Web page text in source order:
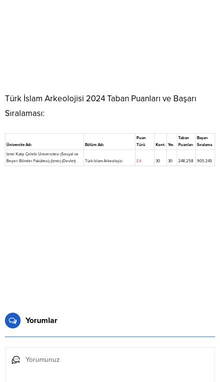
Türk İslam Arkeolojisi 2024 Taban Puanları ve Başarı
Sıralaması:
Üniversite Adı Bölüm Adı
Puan
Türü
Kont. Yer.
Taban
Puanları
Başarı
Sıralama
İzmir Katip Çelebi Üniversitesi (Sosyal ve
Beşeri Bilimler Fakültesi) (İzmir) (Devlet)
Türk İslam Arkeolojisi EA 30 30 248,258 905.245
Yorumlar